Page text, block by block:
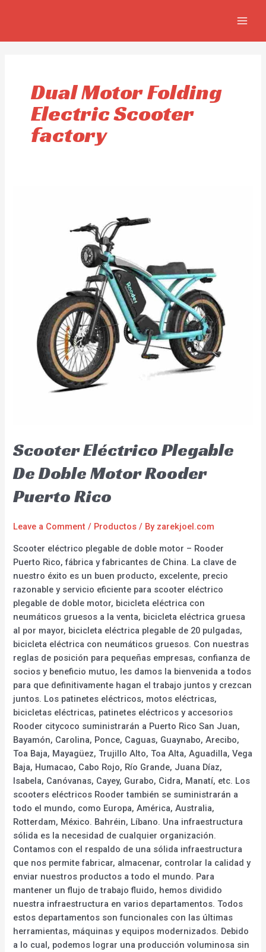
Dual Motor Folding
Electric Scooter
factory
Scooter Eléctrico Plegable
De Doble Motor Rooder
Puerto Rico
Leave a Comment / Productos / By zarekjoel.com
Scooter eléctrico plegable de doble motor – Rooder
Puerto Rico, fábrica y fabricantes de China. La clave de
nuestro éxito es un buen producto, excelente, precio
razonable y servicio eficiente para scooter eléctrico
plegable de doble motor, bicicleta eléctrica con
neumáticos gruesos a la venta, bicicleta eléctrica gruesa
al por mayor, bicicleta eléctrica plegable de 20 pulgadas,
bicicleta eléctrica con neumáticos gruesos. Con nuestras
reglas de posición para pequeñas empresas, confianza de
socios y beneficio mutuo, les damos la bienvenida a todos
para que definitivamente hagan el trabajo juntos y crezcan
juntos. Los patinetes eléctricos, motos eléctricas,
bicicletas eléctricas, patinetes eléctricos y accesorios
Rooder citycoco suministrarán a Puerto Rico San Juan,
Bayamón, Carolina, Ponce, Caguas, Guaynabo, Arecibo,
Toa Baja, Mayagüez, Trujillo Alto, Toa Alta, Aguadilla, Vega
Baja, Humacao, Cabo Rojo, Río Grande, Juana Díaz,
Isabela, Canóvanas, Cayey, Gurabo, Cidra, Manatí, etc. Los
scooters eléctricos Rooder también se suministrarán a
todo el mundo, como Europa, América, Australia,
Rotterdam, México. Bahréin, Líbano. Una infraestructura
sólida es la necesidad de cualquier organización.
Contamos con el respaldo de una sólida infraestructura
que nos permite fabricar, almacenar, controlar la calidad y
enviar nuestros productos a todo el mundo. Para
mantener un flujo de trabajo fluido, hemos dividido
nuestra infraestructura en varios departamentos. Todos
estos departamentos son funcionales con las últimas
herramientas, máquinas y equipos modernizados. Debido
a lo cual, podemos lograr una producción voluminosa sin